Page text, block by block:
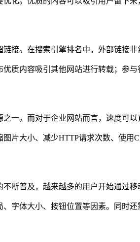
接。在搜索引擎排名中，外部链接
质内容吸引其他网站进行转载；参
一。而对于企业网站而言，速度可以
片大小、减少HTTP请求次数、使
断普及，越来越多的用户开始通过
字体大小、按钮位置等因素。同时